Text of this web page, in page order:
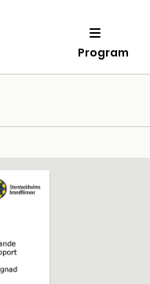
Program